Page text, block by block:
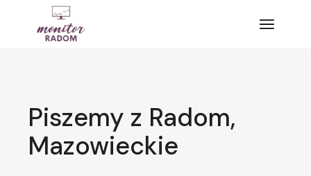
Piszemy z Radom,
Mazowieckie